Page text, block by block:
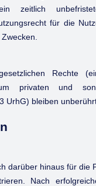
zeitlich
für die
Rechte
privaten und
UrhG) bleiben
darüber hinaus für die
Nach